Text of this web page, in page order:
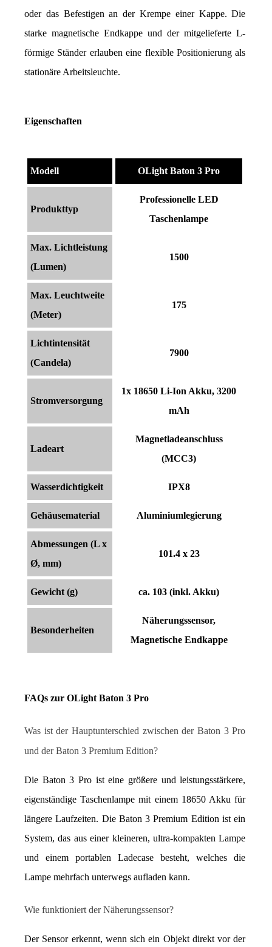
oder das Befestigen an der Krempe einer Kappe. Die
starke magnetische Endkappe und der mitgelieferte L-
förmige Ständer erlauben eine flexible Positionierung als
stationäre Arbeitsleuchte.
Eigenschaften
Modell OLight Baton 3 Pro
Produkttyp
Professionelle LED
Taschenlampe
Max. Lichtleistung
(Lumen)
1500
Max. Leuchtweite
(Meter)
175
Lichtintensität
(Candela)
7900
Stromversorgung
1x 18650 Li-Ion Akku, 3200
mAh
Ladeart
Magnetladeanschluss
(MCC3)
Wasserdichtigkeit IPX8
Gehäusematerial Aluminiumlegierung
Abmessungen (L x
Ø, mm)
101.4 x 23
Gewicht (g) ca. 103 (inkl. Akku)
Besonderheiten
Näherungssensor,
Magnetische Endkappe
FAQs zur OLight Baton 3 Pro
Was ist der Hauptunterschied zwischen der Baton 3 Pro
und der Baton 3 Premium Edition?
Die Baton 3 Pro ist eine größere und leistungsstärkere,
eigenständige Taschenlampe mit einem 18650 Akku für
längere Laufzeiten. Die Baton 3 Premium Edition ist ein
System, das aus einer kleineren, ultra-kompakten Lampe
und einem portablen Ladecase besteht, welches die
Lampe mehrfach unterwegs aufladen kann.
Wie funktioniert der Näherungssensor?
Der Sensor erkennt, wenn sich ein Objekt direkt vor der